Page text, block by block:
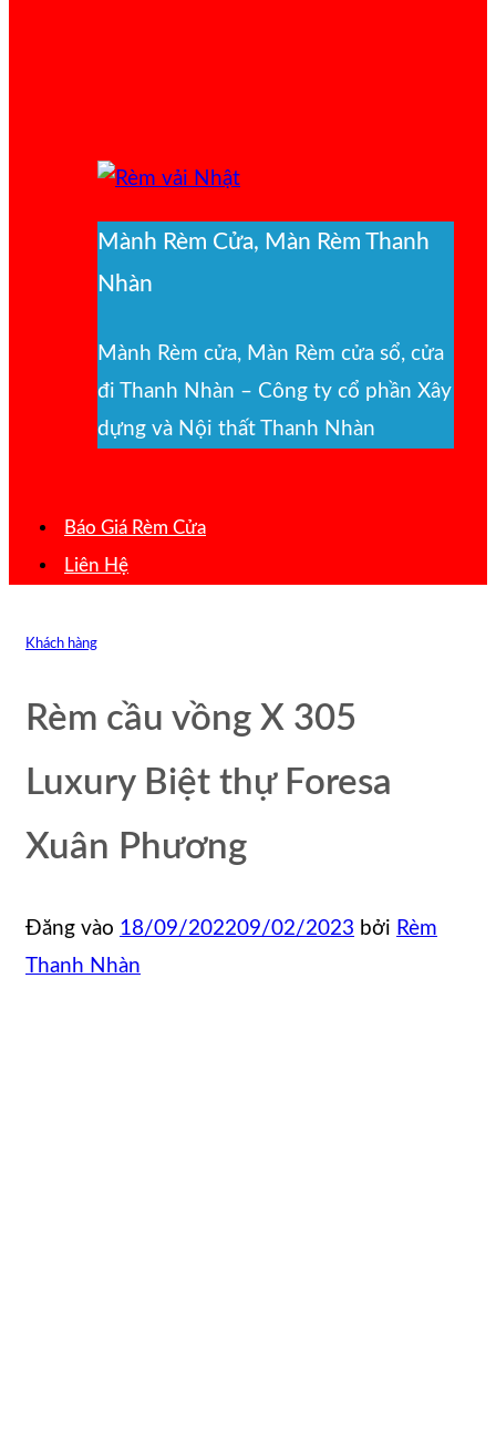
Mành Rèm Cửa, Màn Rèm Thanh
Nhàn
Mành Rèm cửa, Màn Rèm cửa sổ, cửa
đi Thanh Nhàn – Công ty cổ phần Xây
dựng và Nội thất Thanh Nhàn
Báo Giá Rèm Cửa
Liên Hệ
Khách hàng
Rèm cầu vồng X 305
Luxury Biệt thự Foresa
Xuân Phương
Đăng vào 18/09/202209/02/2023 bởi Rèm
Thanh Nhàn